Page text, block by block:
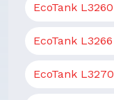
EcoTank L3260
EcoTank L3266
EcoTank L3270